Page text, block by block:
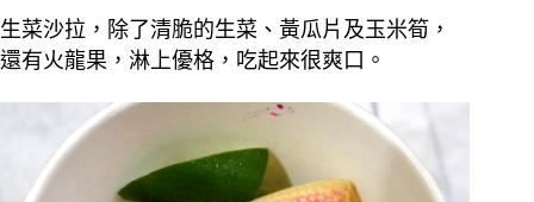
生菜沙拉，除了清脆的生菜、黃瓜片及玉米筍，
還有火龍果，淋上優格，吃起來很爽口。